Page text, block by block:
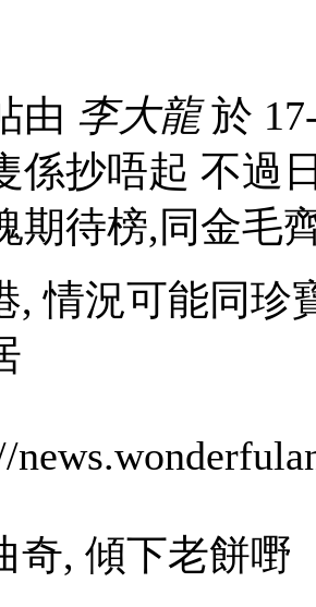
由 李大龍於
係抄唔起 不過
期待榜,同金毛
, 情況可能同珍
奇, 傾下老餅嘢